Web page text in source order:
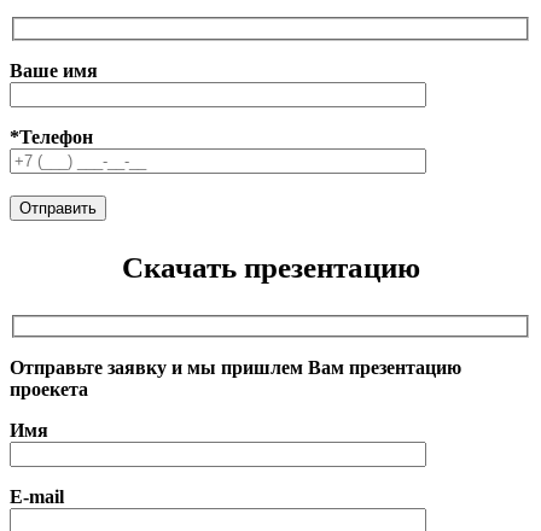
Ваше имя
*Телефон
Скачать презентацию
Отправьте заявку и мы пришлем Вам презентацию
проекета
Имя
E-mail